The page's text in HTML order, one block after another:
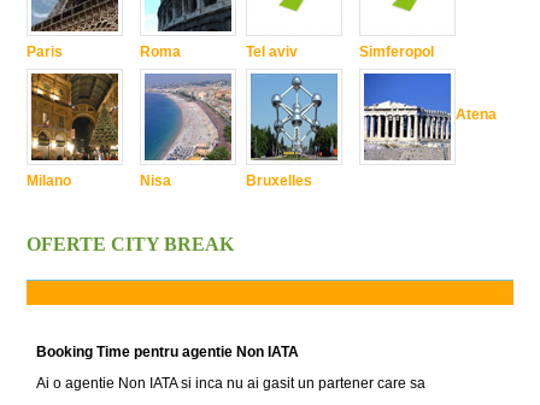
Paris
Milano
Roma
Nisa
Tel aviv
Bruxelles
Simferopol
Atena
OFERTE CITY BREAK
Booking Time pentru agentie Non IATA
Ai o agentie Non IATA si inca nu ai gasit un partener care sa